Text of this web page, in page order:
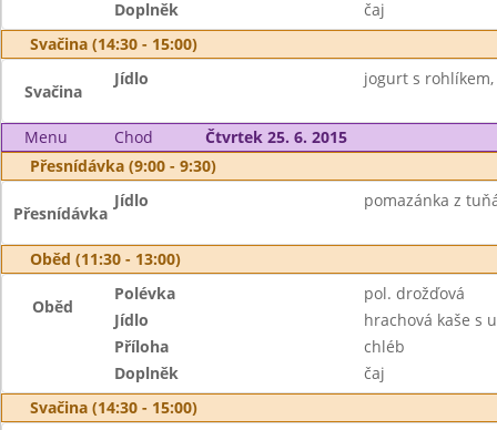
Doplněk
čaj
Svačina (14:30 - 15:00)
Svačina
Jídlo jogurt s rohlíkem,
Menu Chod
Čtvrtek 25. 6. 2015
Přesnídávka (9:00 - 9:30)
Přesnídávka
Jídlo pomazánka z
Oběd (11:30 - 13:00)
Oběd
Polévka
pol. drožďová
Jídlo
hrachová kaše s
Příloha
chléb
Doplněk
čaj
Svačina (14:30 - 15:00)